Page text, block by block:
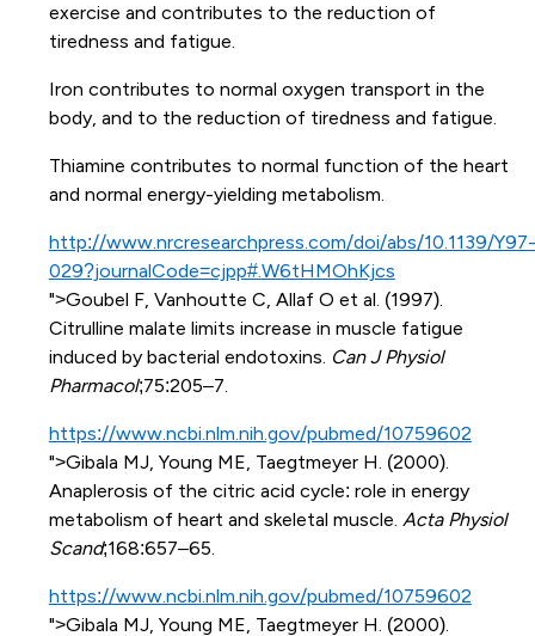
exercise and contributes to the reduction of
tiredness and fatigue.
Iron contributes to normal oxygen transport in the
body, and to the reduction of tiredness and fatigue.
Thiamine contributes to normal function of the heart
and normal energy-yielding metabolism.
http://www.nrcresearchpress.com/doi/abs/10.1139/Y97-
029?journalCode=cjpp#.W6tHMOhKjcs
">Goubel F, Vanhoutte C, Allaf O et al. (1997).
Citrulline malate limits increase in muscle fatigue
induced by bacterial endotoxins. Can J Physiol
Pharmacol;75:205–7.
https://www.ncbi.nlm.nih.gov/pubmed/10759602
">Gibala MJ, Young ME, Taegtmeyer H. (2000).
Anaplerosis of the citric acid cycle: role in energy
metabolism of heart and skeletal muscle. Acta Physiol
Scand;168:657–65.
https://www.ncbi.nlm.nih.gov/pubmed/10759602
">Gibala MJ, Young ME, Taegtmeyer H. (2000).